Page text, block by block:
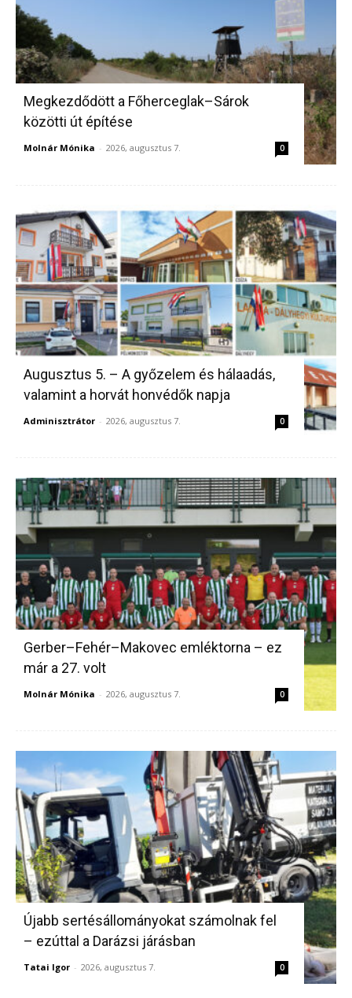
Megkezdődött a Főherceglak–Sárok
közötti út építése
Molnár Mónika - 2026, augusztus 7. 0
Augusztus 5. – A győzelem és hálaadás,
valamint a horvát honvédők napja
Adminisztrátor - 2026, augusztus 7. 0
Gerber–Fehér–Makovec emléktorna – ez
már a 27. volt
Molnár Mónika - 2026, augusztus 7. 0
Újabb sertésállományokat számolnak fel
– ezúttal a Darázsi járásban
Tatai Igor - 2026, augusztus 7. 0